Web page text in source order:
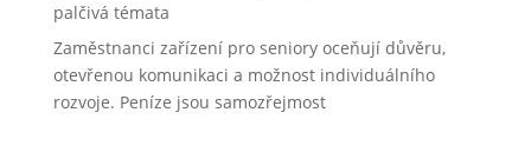
palčivá témata
Zaměstnanci zařízení pro seniory oceňují důvěru,
otevřenou komunikaci a možnost individuálního
rozvoje. Peníze jsou samozřejmost